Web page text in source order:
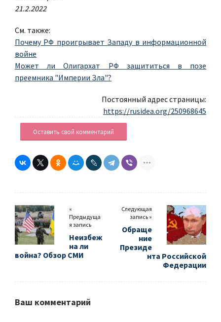
21.2.2022
См. также:
Почему РФ проигрывает Западу в информационной
войне
Может ли Олигархат РФ защититься в позе
преемника "Империи Зла"?
Постоянный адрес страницы:
https://rusidea.org/250968645
Оставить свой комментарий
«
Предыдуща
я запись
Неизбеж
на ли
война? Обзор СМИ
Следующая
запись »
Обраще
ние
Президе
нта Российской
Федерации
Ваш комментарий